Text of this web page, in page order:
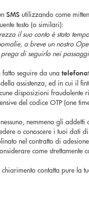
SMS utilizzando come
testo (o similari):
il suo conto è stato
a breve un nostro
di seguirlo nei
fatto seguire da una
assistenza, ed in cui il
disposizioni fraudolente
del codice OTP (one
nemmeno gli addetti
o conoscere i tuoi dati
nel contratto di
come strettamente
contatta pure la